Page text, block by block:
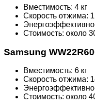
Вместимость: 4 кг
Скорость отжима:
Стоимость: около
Samsung
Вместимость: 6 кг
Скорость отжима:
Стоимость: около